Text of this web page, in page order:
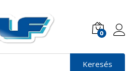
0
Keresés